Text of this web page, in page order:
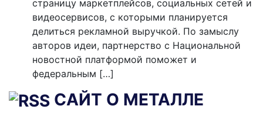
страницу маркетплейсов, социальных сетей и
видеосервисов, с которыми планируется
делиться рекламной выручкой. По замыслу
авторов идеи, партнерство с Национальной
новостной платформой поможет и
федеральным […]
САЙТ О МЕТАЛЛЕ